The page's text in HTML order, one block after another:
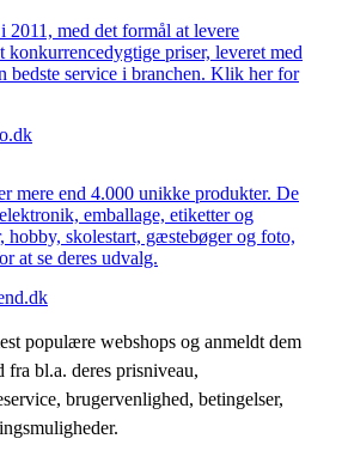
2011, med det formål at levere
priser, leveret med
bedste service i branchen. Klik her for
mere end 4.000 unikke produkter. De
emballage, etiketter og
skolestart, gæstebøger og foto,
at se deres udvalg.
populære webshops og anmeldt dem
bl.a. deres prisniveau,
brugervenlighed, betingelser,